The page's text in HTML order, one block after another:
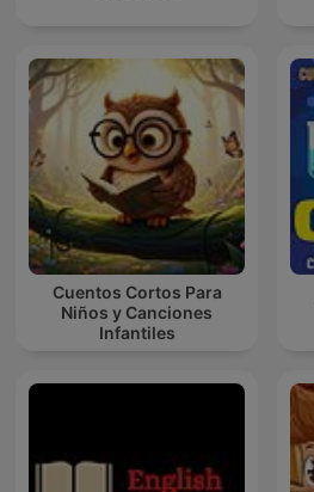
Cuentos Cortos Para
Niños y Canciones
Infantiles